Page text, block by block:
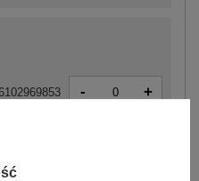
- +